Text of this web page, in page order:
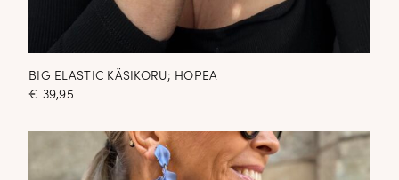
BIG ELASTIC KÄSIKORU; HOPEA
€ 39,95